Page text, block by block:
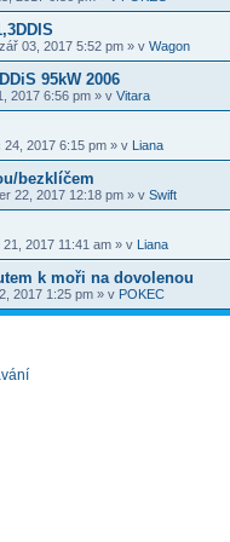
03, 2017 5:52 pm » v Wagon
95kW 2006
2017 6:56 pm » v Vitara
24, 2017 6:15 pm » v Liana
bezklíčem
22, 2017 12:18 pm » v Swift
21, 2017 11:41 am » v Liana
k moři na dovolenou
2017 1:25 pm » v POKEC